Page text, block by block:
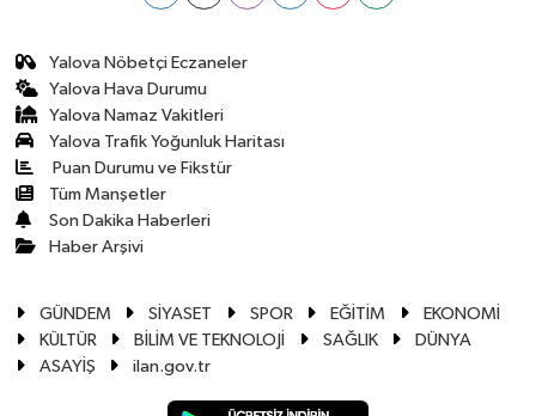
Yalova Nöbetçi Eczaneler
Yalova Hava Durumu
Yalova Namaz Vakitleri
Yalova Trafik Yoğunluk Haritası
Puan Durumu ve Fikstür
Tüm Manşetler
Son Dakika Haberleri
Haber Arşivi
GÜNDEM SİYASET SPOR EĞİTİM
EKONOMİ
KÜLTÜR
BİLİM VE TEKNOLOJİ SAĞLIK
DÜNYA
ASAYİŞ
ilan.gov.tr